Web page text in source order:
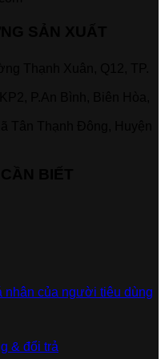
nhân của người tiêu dùng
& đổi trả